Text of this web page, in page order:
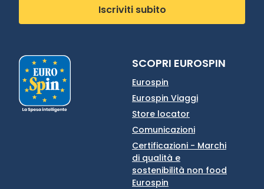
Iscriviti subito
SCOPRI EUROSPIN
Eurospin
Eurospin Viaggi
Store locator
Comunicazioni
Certificazioni - Marchi
di qualità e
sostenibilità non food
Eurospin